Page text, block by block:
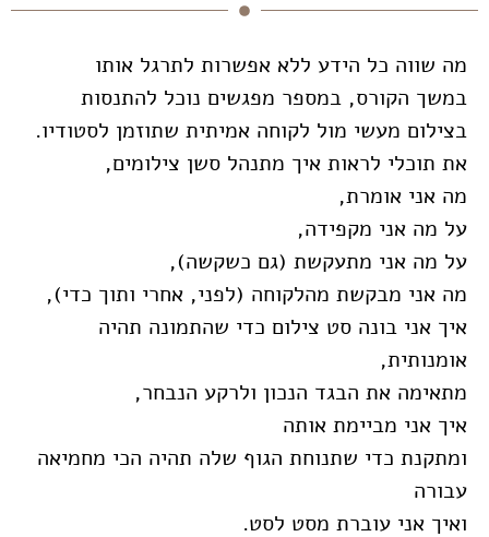
מה שווה כל הידע ללא אפשרות לתרגל אותו
במשך הקורס, במספר מפגשים נוכל להתנסות
בצילום מעשי מול לקוחה אמיתית שתוזמן לסטודיו.
את תוכלי לראות איך מתנהל סשן צילומים,
מה אני אומרת,
על מה אני מקפידה,
על מה אני מתעקשת (גם כשקשה),
מה אני מבקשת מהלקוחה (לפני, אחרי ותוך כדי),
איך אני בונה סט צילום כדי שהתמונה תהיה
אומנותית,
מתאימה את הבגד הנכון ולרקע הנבחר,
איך אני מביימת אותה
ומתקנת כדי שתנוחת הגוף שלה תהיה הכי מחמיאה
עבורה
ואיך אני עוברת מסט לסט.